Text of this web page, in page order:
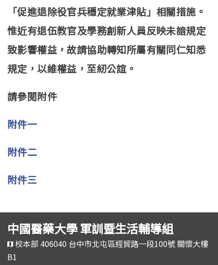
「促進退除役官兵穩定就業津貼」相關措施。
惟近有退伍教官及學務創新人員反映未諳規定
致影響權益，故請協助轉知所屬有關同仁知悉
規定，以維權益，至紉公誼。
請參閱附件
附件一
附件二
附件三
中國醫藥大學 軍訓暨生活輔導組
校本部 406040 台中市北屯區經貿路一段100號 關懷大樓
B1